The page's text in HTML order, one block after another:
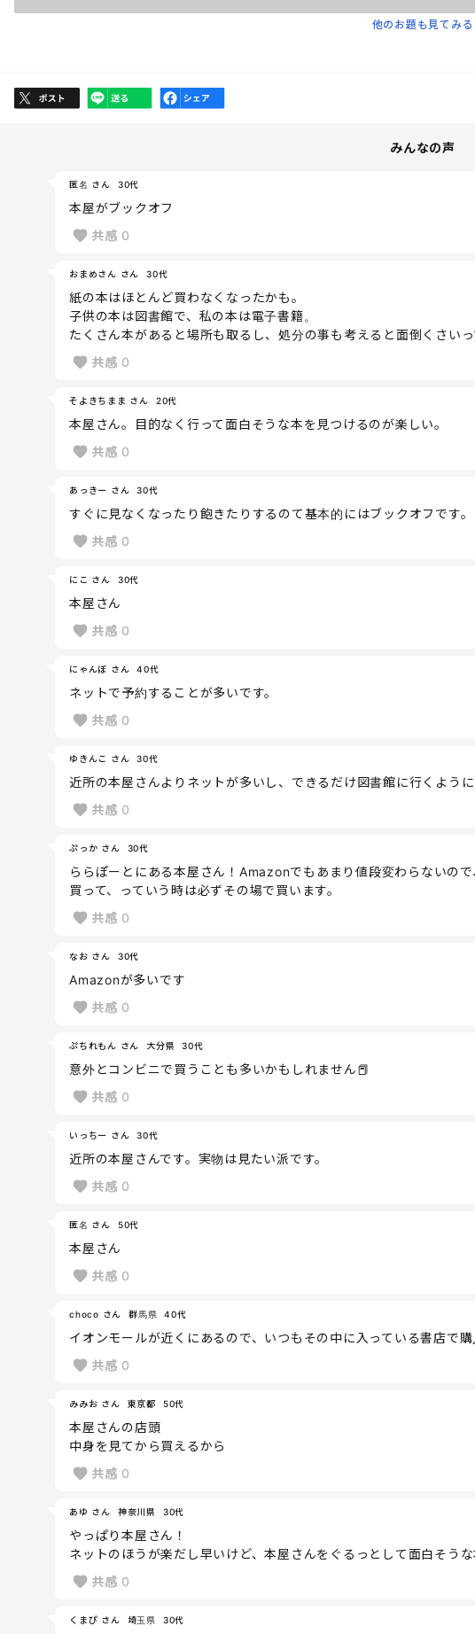
他のお題も見てみる
みんなの声
匿名 さん 30代
本屋がブックオフ
共感 0
おまめさん さん 30代
紙の本はほとんど買わなくなったかも。
子供の本は図書館で、私の本は電子書籍。
たくさん本があると場所も取るし、処分の事も考えると面倒くさいっ
共感 0
そよきちまま さん 20代
本屋さん。目的なく行って面白そうな本を見つけるのが楽しい。
共感 0
あっきー さん 30代
すぐに見なくなったり飽きたりするのて基本的にはブックオフです。
共感 0
にこ さん 30代
本屋さん
共感 0
にゃんぼ さん 40代
ネットで予約することが多いです。
共感 0
ゆきんこ さん 30代
近所の本屋さんよりネットが多いし、できるだけ図書館に行くように
共感 0
ぷっか さん 30代
ららぽーとにある本屋さん！Amazonでもあまり値段変わらないの
買って、っていう時は必ずその場で買います。
共感 0
なお さん 30代
Amazonが多いです
共感 0
ぷちれもん さん 大分県 30代
意外とコンビニで買うことも多いかもしれません📕
共感 0
いっちー さん 30代
近所の本屋さんです。実物は見たい派です。
共感 0
匿名 さん 50代
本屋さん
共感 0
choco さん 群馬県 40代
イオンモールが近くにあるので、いつもその中に入っている書店で購
共感 0
みみお さん 東京都 50代
本屋さんの店頭
中身を見てから買えるから
共感 0
あゆ さん 神奈川県 30代
やっぱり本屋さん！
ネットのほうが楽だし早いけど、本屋さんをぐるっとして面白そうな
共感 0
くまぴ さん 埼玉県 30代